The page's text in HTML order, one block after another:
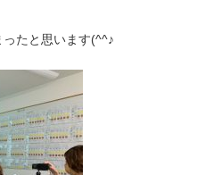
たと思います(^^♪